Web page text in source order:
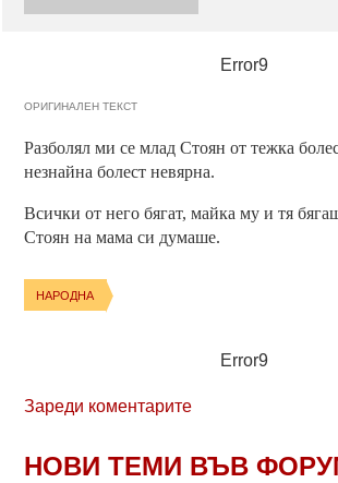
Error9
ОРИГИНАЛЕН ТЕКСТ
Разболял ми се млад Стоян от тежка
незнайна болест невярна.
Всички от него бягат, майка му и тя
Стоян на мама си думаше.
НАРОДНА
Error9
Зареди коментарите
НОВИ ТЕМИ ВЪВ